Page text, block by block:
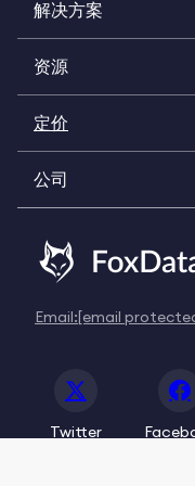
解决方案
资源
定价
公司
Email:[email
Twitter